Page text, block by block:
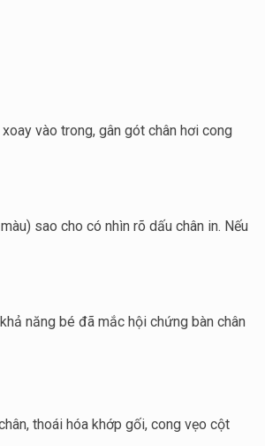
vào trong, gân gót chân hơi cong
sao cho có nhìn rõ dấu chân in. Nếu
năng bé đã mắc hội chứng bàn chân
thoái hóa khớp gối, cong vẹo cột